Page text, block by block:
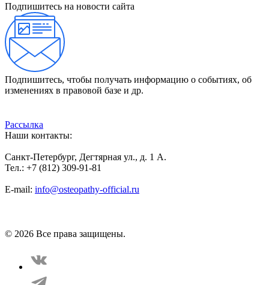
Подпишитесь на новости сайта
Подпишитесь, чтобы получать информацию о событиях, об
изменениях в правовой базе и др.
Рассылка
Наши контакты:
Санкт-Петербург, Дегтярная ул., д. 1 А.
Тел.: +7 (812) 309-91-81
E-mail: info@osteopathy-official.ru
© 2026 Все права защищены.